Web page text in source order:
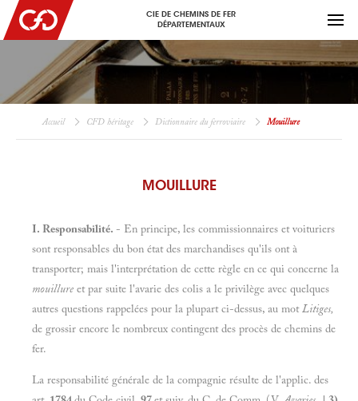
CIE DE CHEMINS DE FER
DÉPARTEMENTAUX
Accueil CFD héritage Dictionnaire du ferroviaire Mouillure
MOUILLURE
I. Responsabilité. - En principe, les commissionnaires et voituriers
sont responsables du bon état des marchandises qu'ils ont à
transporter; mais l'interprétation de cette règle en ce qui concerne la
mouillure et par suite l'avarie des colis a le privilège avec quelques
autres questions rappelées pour la plupart ci-dessus, au motLitiges,
de grossir encore le nombreux contingent des procès de chemins de
fer.
La responsabilité générale de la compagnie résulte de l'applic. des